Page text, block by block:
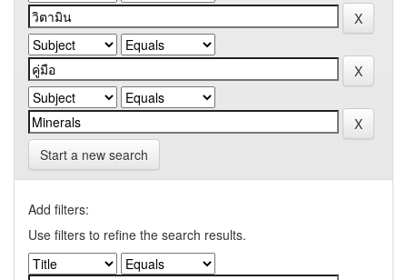
Start a new search
Add filters:
Use filters to refine the search results.